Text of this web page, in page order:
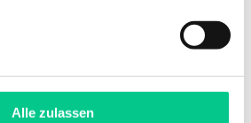
Alle zulassen